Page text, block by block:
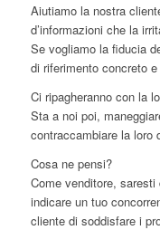
Aiutiamo la nostra
d’informazioni che la
Se vogliamo la fiducia
di riferimento concreto
Ci ripagheranno con la
Sta a noi poi,
contraccambiare la loro
Cosa ne pensi?
Come venditore,
indicare un tuo
cliente di soddisfare i